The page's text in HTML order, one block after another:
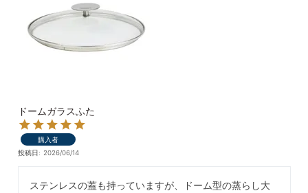
ドームガラスふた
購入者
投稿日 2026/06/14
ステンレスの蓋も持っていますが、ドーム型の蒸らし大